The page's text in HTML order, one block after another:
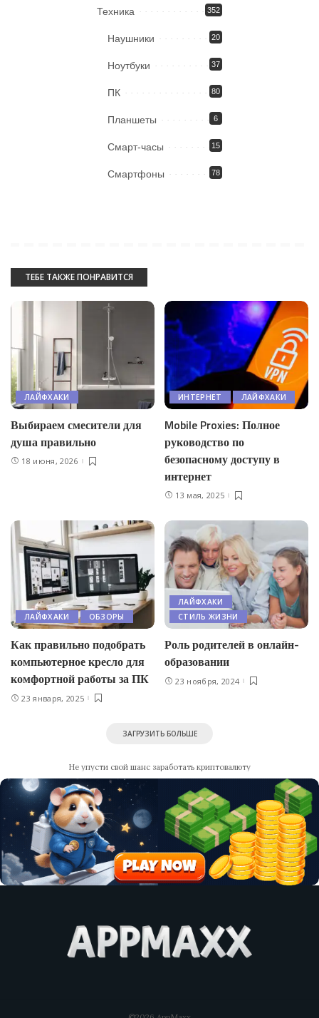
Техника 352
Наушники 20
Ноутбуки 37
ПК 80
Планшеты 6
Смарт-часы 15
Смартфоны 78
ТЕБЕ ТАКЖЕ ПОНРАВИТСЯ
ЛАЙФХАКИ
Выбираем смесители для
душа правильно
18 июня, 2026
ИНТЕРНЕТ ЛАЙФХАКИ
Mobile Proxies: Полное
руководство по
безопасному доступу в
интернет
13 мая, 2025
ЛАЙФХАКИ ОБЗОРЫ
Как правильно подобрать
компьютерное кресло для
комфортной работы за ПК
23 января, 2025
ЛАЙФХАКИ
СТИЛЬ ЖИЗНИ
Роль родителей в онлайн-
образовании
23 ноября, 2024
ЗАГРУЗИТЬ БОЛЬШЕ
Не упусти свой шанс заработать криптовалюту